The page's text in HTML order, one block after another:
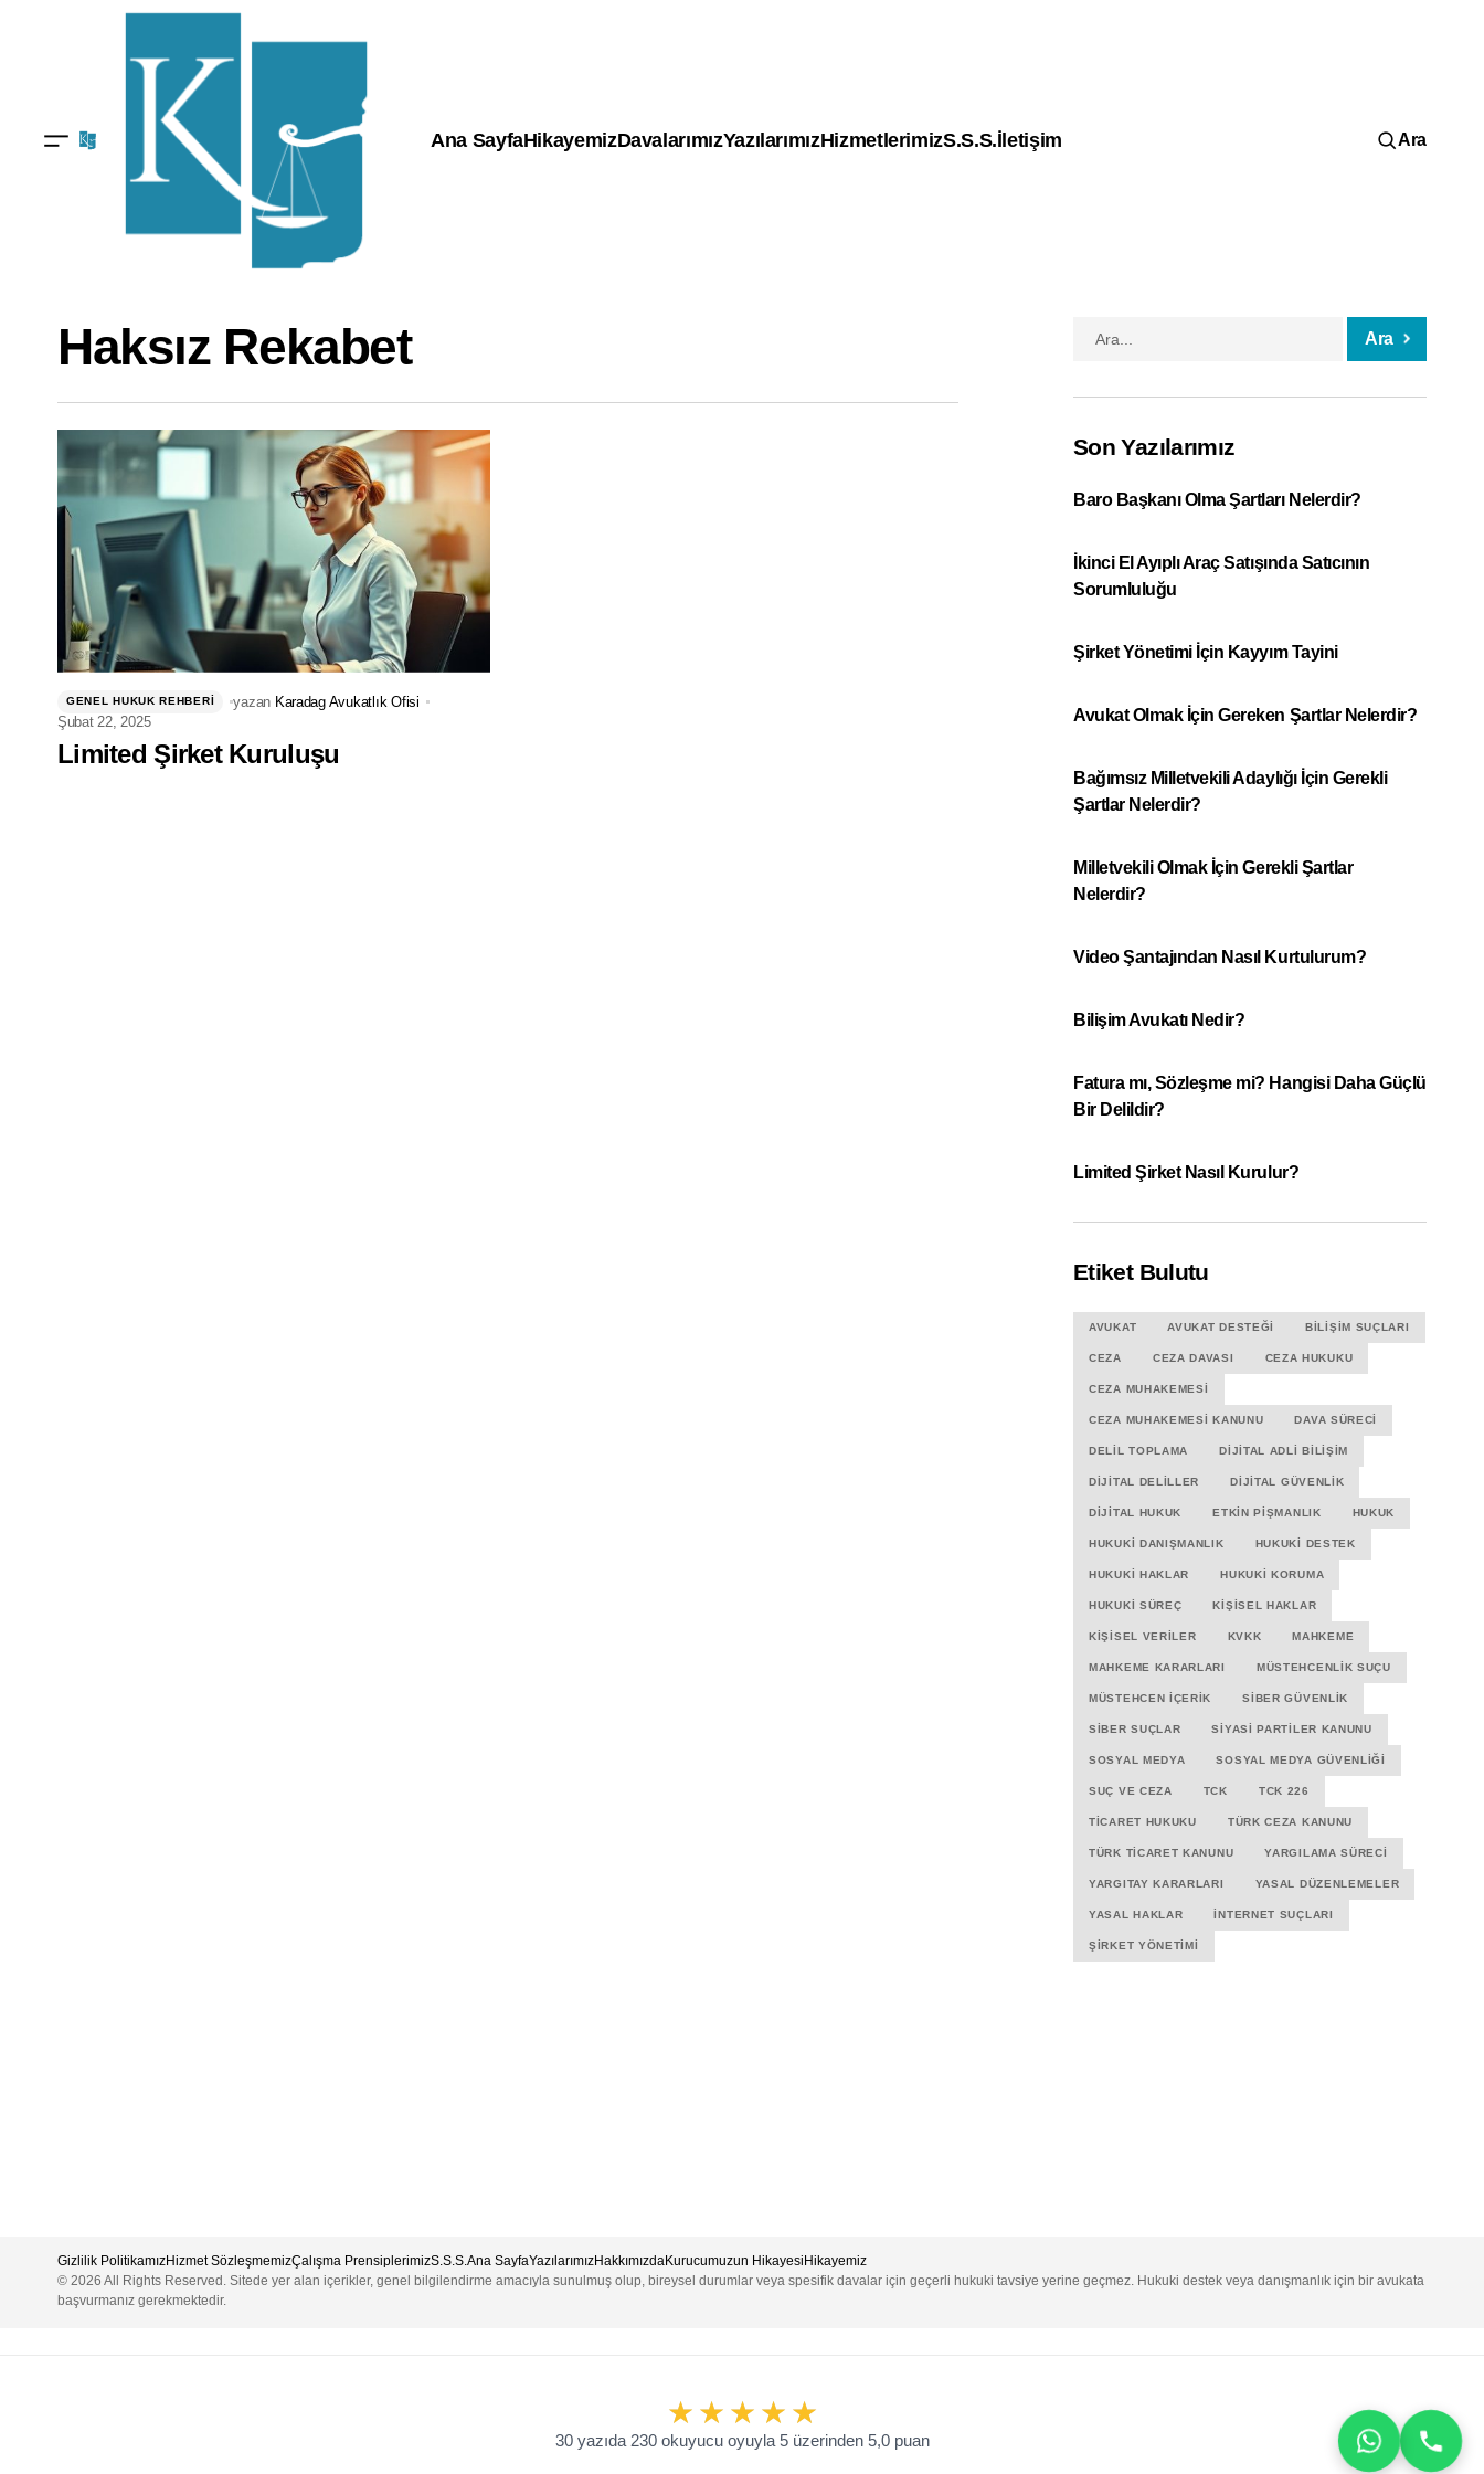
Ana SayfaHikayemizDavalarımızYazılarımızHizmetlerimizS.S.S.İletişim Ara
Haksız Rekabet
GENEL HUKUK REHBERI yazan Karadag Avukatlık Ofisi
Şubat 22, 2025
Limited Şirket Kuruluşu
Ara
Son Yazılarımız
Baro Başkanı Olma Şartları Nelerdir?
İkinci El Ayıplı Araç Satışında Satıcının
Sorumluluğu
Şirket Yönetimi İçin Kayyım Tayini
Avukat Olmak İçin Gereken Şartlar Nelerdir?
Bağımsız Milletvekili Adaylığı İçin Gerekli
Şartlar Nelerdir?
Milletvekili Olmak İçin Gerekli Şartlar
Nelerdir?
Video Şantajından Nasıl Kurtulurum?
Bilişim Avukatı Nedir?
Fatura mı, Sözleşme mi? Hangisi Daha Güçlü
Bir Delildir?
Limited Şirket Nasıl Kurulur?
Etiket Bulutu
AVUKAT AVUKAT DESTEĞI BILIŞIM SUÇLARI
CEZA CEZA DAVASI CEZA HUKUKU
CEZA MUHAKEMESI
CEZA MUHAKEMESI KANUNU DAVA SÜRECI
DELIL TOPLAMA DIJITAL ADLI BILIŞIM
DIJITAL DELILLER DIJITAL GÜVENLIK
DIJITAL HUKUK ETKIN PIŞMANLIK HUKUK
HUKUKI DANIŞMANLIK HUKUKI DESTEK
HUKUKI HAKLAR HUKUKI KORUMA
HUKUKI SÜREÇ KIŞISEL HAKLAR
KIŞISEL VERILER KVKK MAHKEME
MAHKEME KARARLARI MÜSTEHCENLIK SUÇU
MÜSTEHCEN İÇERIK SIBER GÜVENLIK
SIBER SUÇLAR SIYASI PARTILER KANUNU
SOSYAL MEDYA SOSYAL MEDYA GÜVENLIĞI
SUÇ VE CEZA TCK TCK 226
TICARET HUKUKU TÜRK CEZA KANUNU
TÜRK TICARET KANUNU YARGILAMA SÜRECI
YARGITAY KARARLARI YASAL DÜZENLEMELER
YASAL HAKLAR İNTERNET SUÇLARI
ŞIRKET YÖNETIMI
Gizlilik PolitikamızHizmet SözleşmemizÇalışma PrensiplerimizS.S.S. Ana SayfaYazılarımızHakkımızdaKurucumuzun HikayesiHikayemiz
© 2026 All Rights Reserved. Sitede yer alan içerikler, genel bilgilendirme amacıyla sunulmuş olup, bireysel durumlar veya spesifik davalar için geçerli hukuki tavsiye yerine geçmez. Hukuki destek veya danışmanlık için bir avukata
başvurmanız gerekmektedir.
30 yazıda 230 okuyucu oyuyla 5 üzerinden 5,0 puan